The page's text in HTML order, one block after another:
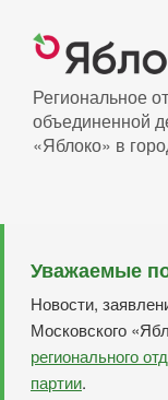
основному
Региональное
объединенной
«Яблоко» в
Уважаемые
Новости,
Московского
регионального
партии.